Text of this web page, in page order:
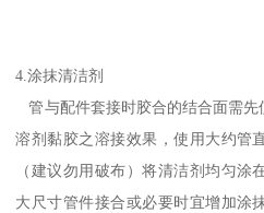
4.涂抹清洁剂
管与配件套接时胶合的结合面需
溶剂黏胶之溶接效果，使用大约管
（建议勿用破布）将清洁剂均匀涂
大尺寸管件接合或必要时宜增加涂